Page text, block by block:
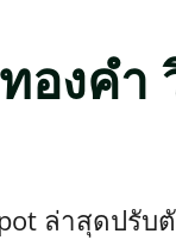
งคำ
ล่าสุดปรั